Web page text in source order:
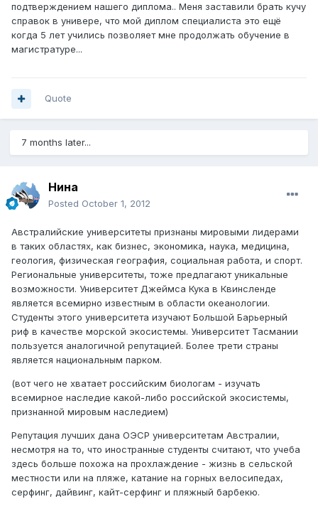
подтверждением нашего диплома.. Меня заставили брать кучу
справок в универе, что мой диплом специалиста это ещё
когда 5 лет учились позволяет мне продолжать обучение в
магистратуре...
Quote
7 months later...
Нина
Posted October 1, 2012
Австралийские университеты признаны мировыми лидерами
в таких областях, как бизнес, экономика, наука, медицина,
геология, физическая география, социальная работа, и спорт.
Региональные университеты, тоже предлагают уникальные
возможности. Университет Джеймса Кука в Квинсленде
является всемирно известным в области океанологии.
Студенты этого университета изучают Большой Барьерный
риф в качестве морской экосистемы. Университет Тасмании
пользуется аналогичной репутацией. Более трети страны
является национальным парком.
(вот чего не хватает российским биологам - изучать
всемирное наследие какой-либо российской экосистемы,
признанной мировым наследием)
Репутация лучших дана ОЭСР университетам Австралии,
несмотря на то, что иностранные студенты считают, что учеба
здесь больше похожа на прохлаждение - жизнь в сельской
местности или на пляже, катание на горных велосипедах,
серфинг, дайвинг, кайт-серфинг и пляжный барбекю.